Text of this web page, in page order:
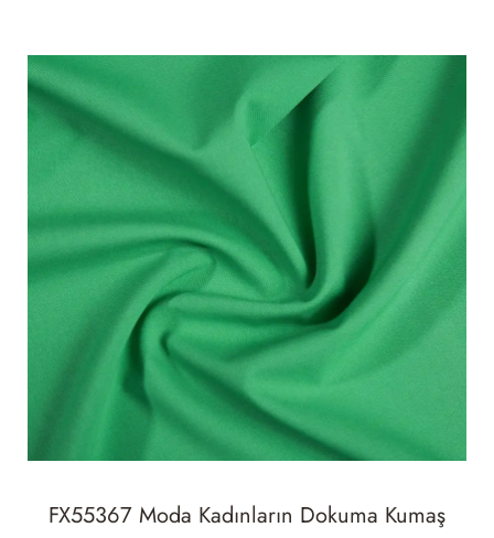
FX55367 Moda Kadınların Dokuma Kumaş